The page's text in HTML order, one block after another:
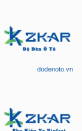
dodenoto.vn